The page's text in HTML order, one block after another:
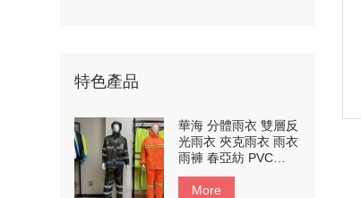
特色產品
華海 分體雨衣 雙層反
光雨衣 夾克雨衣 雨衣
雨褲 春亞紡 PVC
#014
More